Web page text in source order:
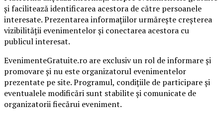
și facilitează identificarea acestora de către persoanele
interesate. Prezentarea informațiilor urmărește creșterea
vizibilității evenimentelor și conectarea acestora cu
publicul interesat.
EvenimenteGratuite.ro are exclusiv un rol de informare și
promovare și nu este organizatorul evenimentelor
prezentate pe site. Programul, condițiile de participare și
eventualele modificări sunt stabilite și comunicate de
organizatorii fiecărui eveniment.